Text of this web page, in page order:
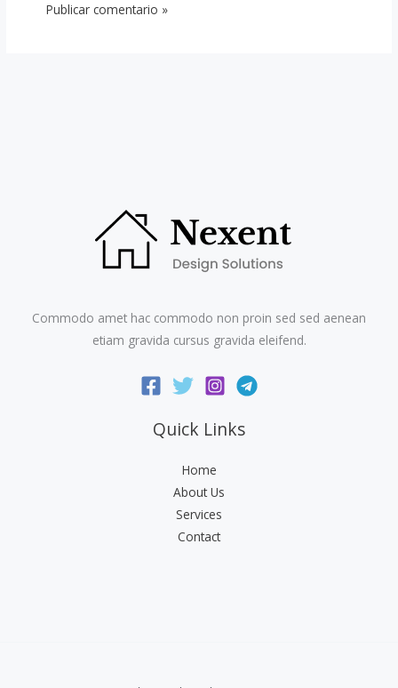
Commodo amet hac commodo non proin sed sed aenean
etiam gravida cursus gravida eleifend.
Quick Links
Home
About Us
Services
Contact